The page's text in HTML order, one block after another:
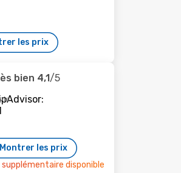
les prix
bien 4,1/5
Montrer les prix
disponible